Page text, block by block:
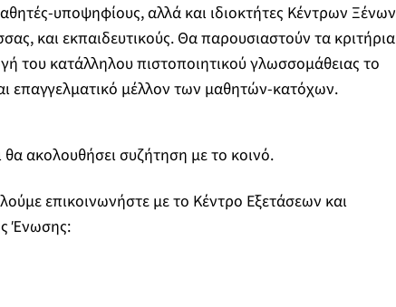
υποψηφίους, αλλά και ιδιοκτήτες Κέντρων Ξένων
και εκπαιδευτικούς. Θα παρουσιαστούν τα κριτήρια
του κατάλληλου πιστοποιητικού γλωσσομάθειας το
επαγγελματικό μέλλον των μαθητών-κατόχων.
ακολουθήσει συζήτηση με το κοινό.
επικοινωνήστε με το Κέντρο Εξετάσεων και
Ένωσης: